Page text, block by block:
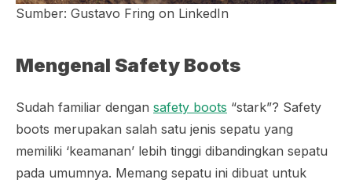
Sumber: Gustavo Fring on LinkedIn
Mengenal Safety Boots
Sudah familiar dengan safety boots “stark”? Safety
boots merupakan salah satu jenis sepatu yang
memiliki ‘keamanan’ lebih tinggi dibandingkan sepatu
pada umumnya. Memang sepatu ini dibuat untuk